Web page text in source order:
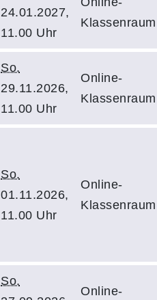
24.01.2027,
11.00 Uhr
Klassenraum
So.
29.11.2026,
11.00 Uhr
Online-
Klassenraum
So.
01.11.2026,
11.00 Uhr
Online-
Klassenraum
So.
Online-